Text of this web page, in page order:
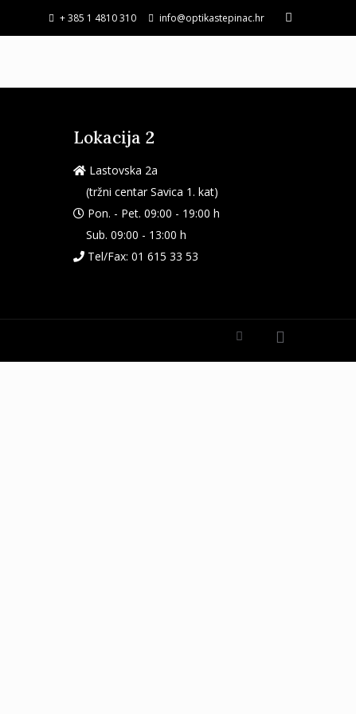
+ 385 1 4810 310 info@optikastepinac.hr
Lokacija 2
Lastovska 2a
(tržni centar Savica 1. kat)
Pon. - Pet. 09:00 - 19:00 h
Sub. 09:00 - 13:00 h
Tel/Fax:01 615 33 53